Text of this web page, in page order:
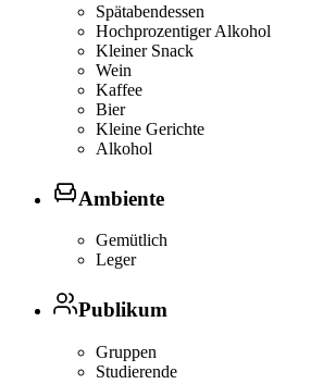
Spätabendessen
Hochprozentiger Alkohol
Kleiner Snack
Wein
Kaffee
Bier
Kleine Gerichte
Alkohol
Ambiente
Gemütlich
Leger
Publikum
Gruppen
Studierende